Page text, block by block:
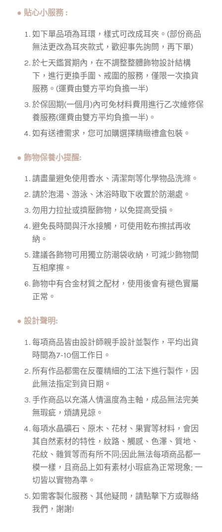
● 貼心小服務 :
如下單品項為耳環，樣式可改成耳夾。(部份商品
無法更改為耳夾款式，歡迎事先詢問，再下單)
於七天鑑賞期內，在不調整整體飾物設計結構
下，進行更換手圍、戒圍的服務，僅限一次換貨
服務。(運費由雙方平均負擔一半)
於保固期(一個月)內可免材料費用進行乙次維修保
養服務(運費由雙方平均負擔一半)。
如有送禮需求，您可加購選擇精緻禮盒包裝。
● 飾物保養小提醒:
請盡量避免使用香水、清潔劑等化學物品洗滌。
請於泡湯、游泳、沐浴時取下收置於防潮處。
勿用力拉扯或擠壓飾物，以免提高受損。
避免長時間與汗水接觸，可使用乾布擦拭再收
納。
建議各飾物可用獨立防潮袋收納，可減少飾物間
互相摩擦。
飾物中有合金材質之配材，使用後會有褪色實屬
正常。
● 設計聲明:
每項商品皆由設計師親手設計並製作，平均出貨
時間為7-10個工作日。
所有作品都需在反覆精細的工法下進行製作，因
此無法指定到貨日期。
手作商品以充滿人情溫度為主軸，成品無法完美
無瑕疵，煩請見諒。
每項水晶礦石、原木、花材、果實等材料，會因
其自然素材的特性，紋路、觸感、色澤、質地、
花紋、雜質等而有所不同;因此無法每項商品都一
模一樣，且商品上如有素材小瑕疵為正常現象; 一
切皆以實物為準。
如需客製化服務、其他疑問，請點擊下方或聯絡
我們，謝謝!